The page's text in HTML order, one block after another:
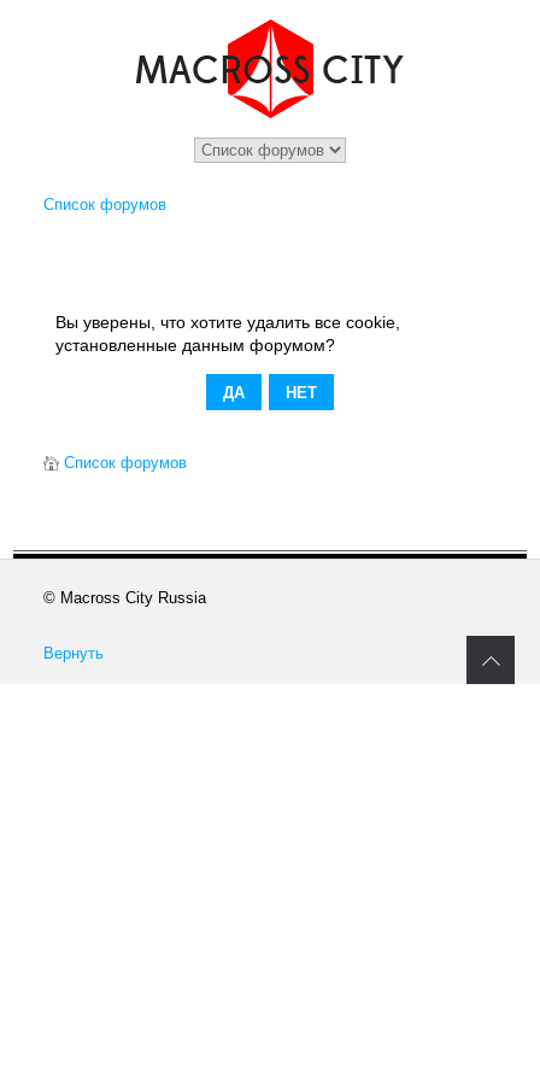
Список форумов
Вы уверены, что хотите удалить все cookie,
установленные данным форумом?
Список форумов
© Macross City Russia
Вернуть